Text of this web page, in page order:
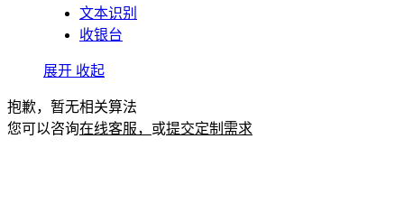
文本识别
收银台
展开 收起
抱歉，暂无相关算法
您可以咨询在线客服， 或提交定制需求